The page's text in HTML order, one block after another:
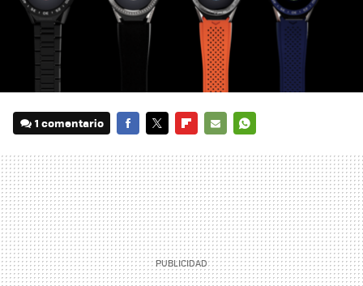
1 comentario
MAIL